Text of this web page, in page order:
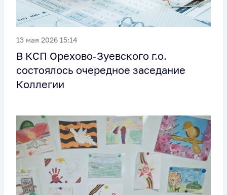
13 мая 2026 15:14
В КСП Орехово-Зуевского г.о.
состоялось очередное заседание
Коллегии